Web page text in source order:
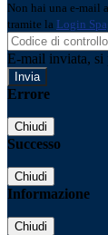
Non hai una e-mail
tramite la Login
E-mail inviata, si
Errore
Chiudi
Successo
Chiudi
Informazione
Chiudi